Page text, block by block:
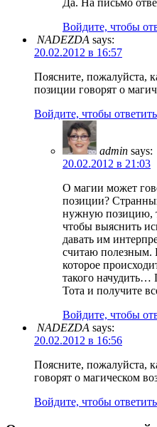
Да. На письмо
Войдите, чтобы
NADEZDA says:
20.02.2012 в 16:57
Поясните, пожалуйста,
позиции говорят о
Войдите, чтобы ответить
admin says:
20.02.2012 в 21:03
О магии может
позиции?
нужную позицию,
чтобы выяснить
давать им
считаю полезным.
которое
такого начудить…
Тота и получите
Войдите, чтобы
NADEZDA says:
20.02.2012 в 16:56
Поясните, пожалуйста,
говорят о магическом
Войдите, чтобы ответить